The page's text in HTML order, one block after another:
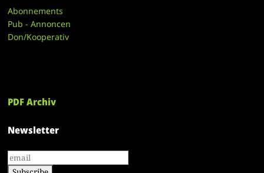
Abonnements
Pub - Annoncen
Don/Kooperativ
PDF Archiv
Newsletter